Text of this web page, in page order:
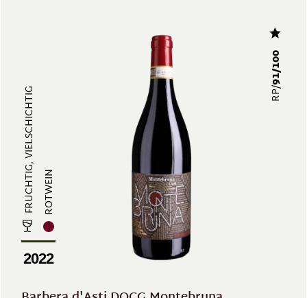
FRUCHTIG, VIELSCHICHTIG ROTWEIN
2022
RP/
91/100